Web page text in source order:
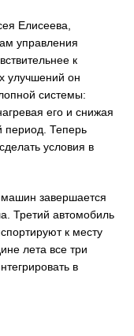
Елисеева,
управления
к
улучшений он
системы:
его и снижая
период. Теперь
условия в
завершается
Третий автомобиль
к месту
лета все три
в